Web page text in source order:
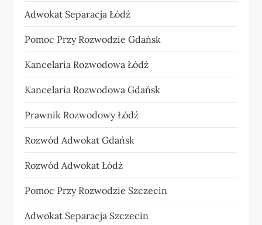
Adwokat Separacja Łódź
Pomoc Przy Rozwodzie Gdańsk
Kancelaria Rozwodowa Łódź
Kancelaria Rozwodowa Gdańsk
Prawnik Rozwodowy Łódź
Rozwód Adwokat Gdańsk
Rozwód Adwokat Łódź
Pomoc Przy Rozwodzie Szczecin
Adwokat Separacja Szczecin